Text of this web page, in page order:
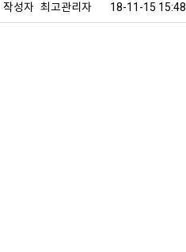
작성자 최고관리자 18-11-15 15:48